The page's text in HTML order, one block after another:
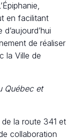
en facilitant
de réaliser
la Ville de
Québec et
de la route 341 et
collaboration